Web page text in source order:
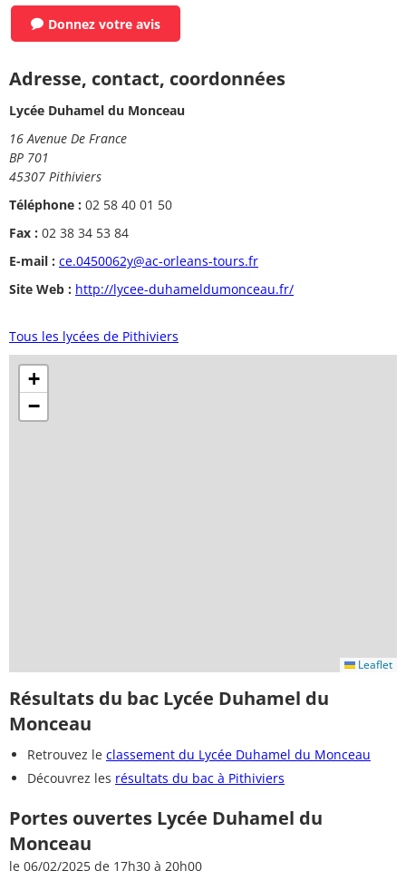
Donnez votre avis
Adresse, contact, coordonnées
Lycée Duhamel du Monceau
16 Avenue De France
BP 701
45307 Pithiviers
Téléphone : 02 58 40 01 50
Fax : 02 38 34 53 84
E-mail : ce.0450062y@ac-orleans-tours.fr
Site Web : http://lycee-duhameldumonceau.fr/
Tous les lycées de Pithiviers
+
−
Leaflet
Résultats du bac Lycée Duhamel du
Monceau
Retrouvez le classement du Lycée Duhamel du Monceau
Découvrez les résultats du bac à Pithiviers
Portes ouvertes Lycée Duhamel du
Monceau
le 06/02/2025 de 17h30 à 20h00